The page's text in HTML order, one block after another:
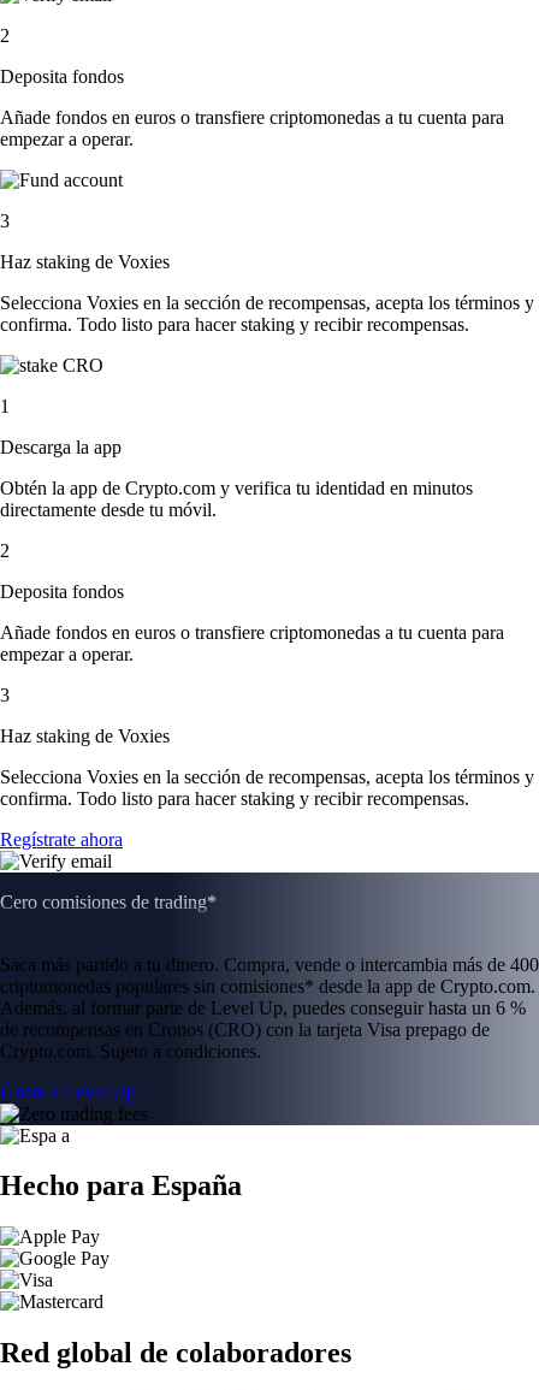
2
Deposita fondos
Añade fondos en euros o transfiere criptomonedas a tu cuenta para
empezar a operar.
3
Haz staking de Voxies
Selecciona Voxies en la sección de recompensas, acepta los términos y
confirma. Todo listo para hacer staking y recibir recompensas.
1
Descarga la app
Obtén la app de Crypto.com y verifica tu identidad en minutos
directamente desde tu móvil.
2
Deposita fondos
Añade fondos en euros o transfiere criptomonedas a tu cuenta para
empezar a operar.
3
Haz staking de Voxies
Selecciona Voxies en la sección de recompensas, acepta los términos y
confirma. Todo listo para hacer staking y recibir recompensas.
Regístrate ahora
Cero comisiones de trading*
Saca más partido a tu dinero. Compra, vende o intercambia más de 400
criptomonedas populares sin comisiones* desde la app de Crypto.com.
Además, al formar parte de Level Up, puedes conseguir hasta un 6 %
de recompensas en Cronos (CRO) con la tarjeta Visa prepago de
Crypto.com. Sujeto a condiciones.
Únete a Level Up
Hecho para España
Red global de colaboradores